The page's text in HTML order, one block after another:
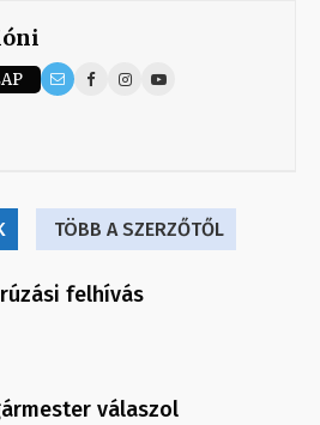
TÖBB A SZERZŐTŐL
felhívás
válaszol